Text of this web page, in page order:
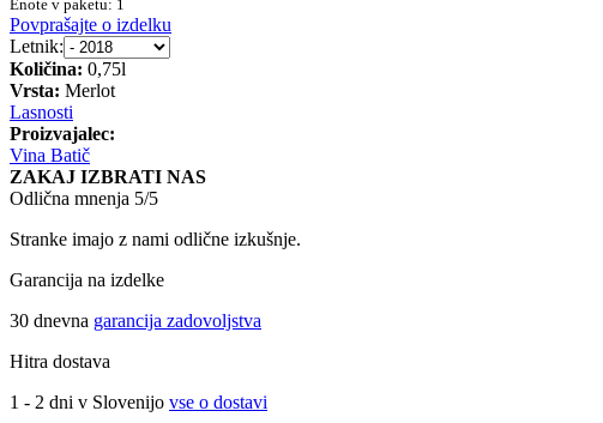
Enote v paketu: 1
Povprašajte o izdelku
Letnik:
Količina: 0,75l
Vrsta: Merlot
Lasnosti
Proizvajalec:
Vina Batič
ZAKAJ IZBRATI NAS
Odlična mnenja 5/5
Stranke imajo z nami odlične izkušnje.
Garancija na izdelke
30 dnevna garancija zadovoljstva
Hitra dostava
1 - 2 dni v Slovenijo vse o dostavi